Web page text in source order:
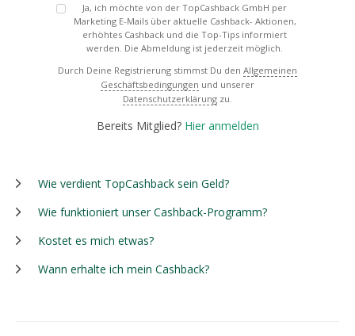
Ja, ich möchte von der TopCashback GmbH per
Marketing E-Mails über aktuelle Cashback- Aktionen,
erhöhtes Cashback und die Top-Tips informiert
werden. Die Abmeldung ist jederzeit möglich.
Durch Deine Registrierung stimmst Du den Allgemeinen
Geschäftsbedingungen und unserer
Datenschutzerklärung zu.
Bereits Mitglied? Hier anmelden
Wie verdient TopCashback sein Geld?
Wie funktioniert unser Cashback-Programm?
Kostet es mich etwas?
Wann erhalte ich mein Cashback?